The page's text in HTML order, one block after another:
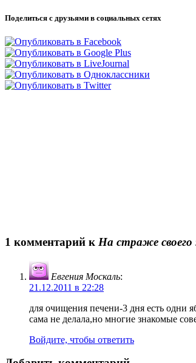
Поделиться с друзьями в социальных сетях
1 комментарий к На страже своего
Евгения Москаль:
21.12.2011 в 22:28
для очищения печени-3 дня есть одни
сама не делала,но многие знакомые
Войдите, чтобы ответить